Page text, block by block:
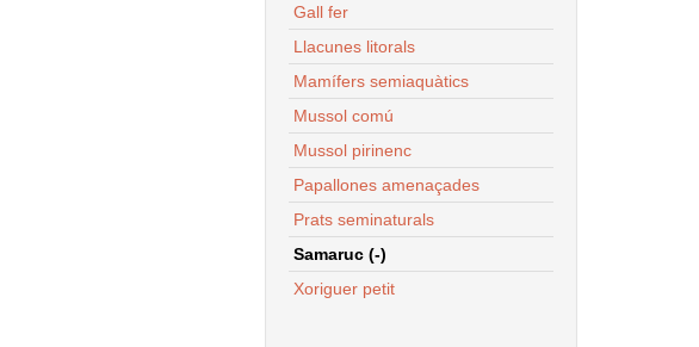
Gall fer
Llacunes litorals
Mamífers semiaquàtics
Mussol comú
Mussol pirinenc
Papallones amenaçades
Prats seminaturals
Samaruc (-)
Xoriguer petit